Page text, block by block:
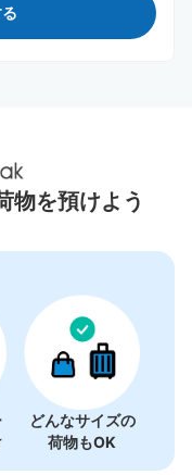
インロッカー
物を預けよう
どんなサイズの
荷物もOK